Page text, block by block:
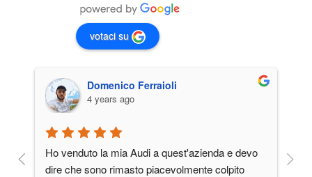
votaci su
Domenico Ferraioli
4 years ago
Ho venduto la mia Audi a quest'azienda e devo
dire che sono rimasto piacevolmente colpito